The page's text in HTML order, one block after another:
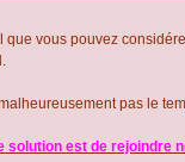
que vous pouvez
pas le
solution est de rejoindre